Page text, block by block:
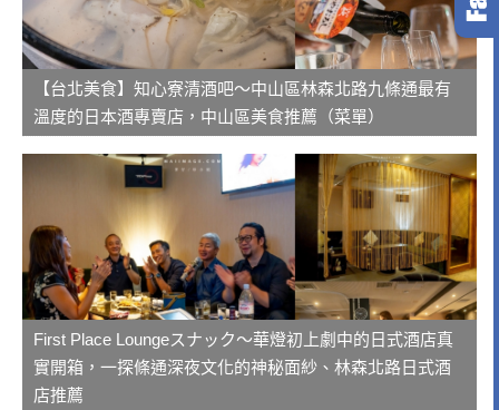
【台北美食】知心寮清酒吧～中山區林森北路九條通最有
溫度的日本酒專賣店，中山區美食推薦（菜單）
First Place Loungeスナック～華燈初上劇中的日式酒店真
實開箱，一探條通深夜文化的神秘面紗、林森北路日式酒
店推薦